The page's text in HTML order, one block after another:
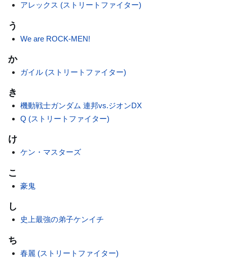
アレックス (ストリートファイター)
う
We are ROCK-MEN!
か
ガイル (ストリートファイター)
き
機動戦士ガンダム 連邦vs.ジオンDX
Q (ストリートファイター)
け
ケン・マスターズ
こ
豪鬼
し
史上最強の弟子ケンイチ
ち
春麗 (ストリートファイター)